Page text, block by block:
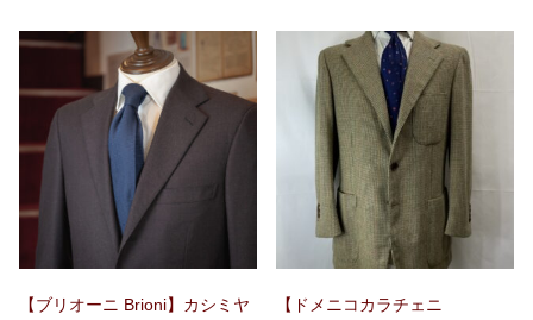
【ブリオーニ Brioni】カシミヤ
【ドメニコカラチェニ